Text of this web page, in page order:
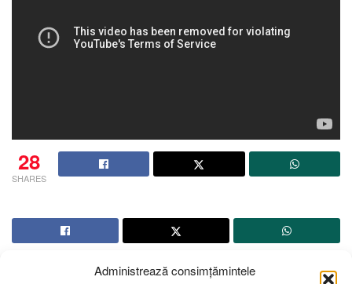
Administrează consimțămintele
28
SHARES